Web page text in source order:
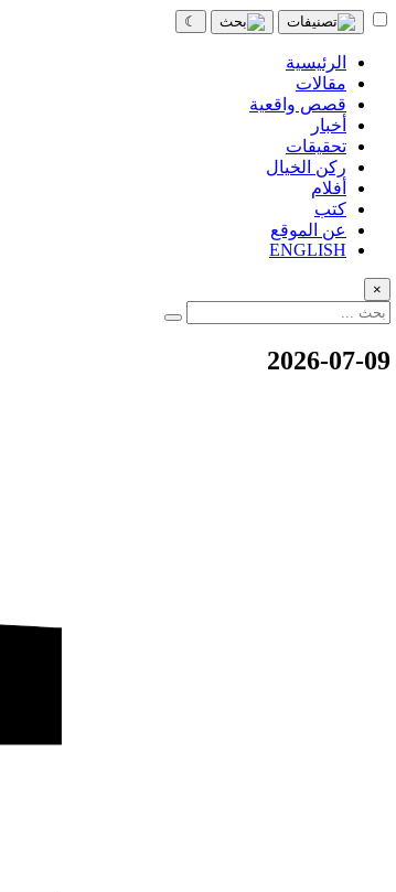
☾
الرئيسية
مقالات
قصص واقعية
أخبار
تحقيقات
ركن الخيال
أفلام
كتب
عن الموقع
ENGLISH
×
2026-07-09